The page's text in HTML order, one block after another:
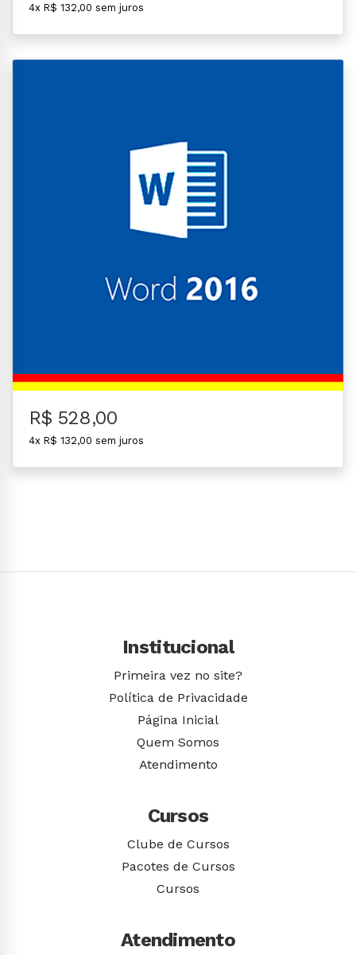
4x R$ 132,00 sem juros
R$ 528,00
4x R$ 132,00 sem juros
Institucional
Primeira vez no site?
Política de Privacidade
Página Inicial
Quem Somos
Atendimento
Cursos
Clube de Cursos
Pacotes de Cursos
Cursos
Atendimento